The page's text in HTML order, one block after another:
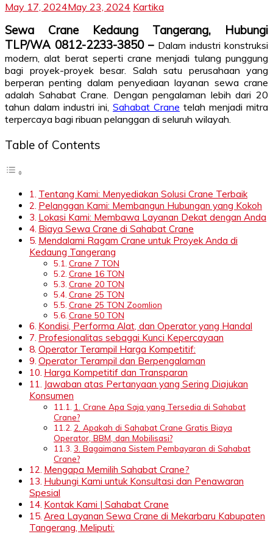
May 17, 2024May 23, 2024 Kartika
Sewa Crane Kedaung Tangerang, Hubungi
TLP/WA 0812-2233-3850 – Dalam industri konstruksi
modern, alat berat seperti crane menjadi tulang punggung
bagi proyek-proyek besar. Salah satu perusahaan yang
berperan penting dalam penyediaan layanan sewa crane
adalah Sahabat Crane. Dengan pengalaman lebih dari 20
tahun dalam industri ini, Sahabat Crane telah menjadi mitra
terpercaya bagi ribuan pelanggan di seluruh wilayah.
Table of Contents
Tentang Kami: Menyediakan Solusi Crane Terbaik
Pelanggan Kami: Membangun Hubungan yang Kokoh
Lokasi Kami: Membawa Layanan Dekat dengan Anda
Biaya Sewa Crane di Sahabat Crane
Mendalami Ragam Crane untuk Proyek Anda di
Kedaung Tangerang
Crane 7 TON
Crane 16 TON
Crane 20 TON
Crane 25 TON
Crane 25 TON Zoomlion
Crane 50 TON
Kondisi, Performa Alat, dan Operator yang Handal
Profesionalitas sebagai Kunci Kepercayaan
Operator Terampil Harga Kompetitif:
Operator Terampil dan Berpengalaman
Harga Kompetitif dan Transparan
Jawaban atas Pertanyaan yang Sering Diajukan
Konsumen
1. Crane Apa Saja yang Tersedia di Sahabat
Crane?
2. Apakah di Sahabat Crane Gratis Biaya
Operator, BBM, dan Mobilisasi?
3. Bagaimana Sistem Pembayaran di Sahabat
Crane?
Mengapa Memilih Sahabat Crane?
Hubungi Kami untuk Konsultasi dan Penawaran
Spesial
Kontak Kami | Sahabat Crane
Area Layanan Sewa Crane di Mekarbaru Kabupaten
Tangerang, Meliputi: